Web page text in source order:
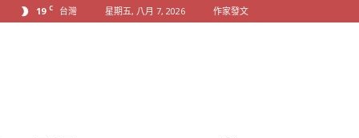
19 C 台灣 星期五, 八月 7, 2026 作家發文